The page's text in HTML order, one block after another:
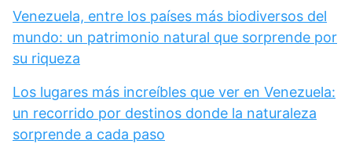
Venezuela, entre los países más biodiversos del
mundo: un patrimonio natural que sorprende por
su riqueza
Los lugares más increíbles que ver en Venezuela:
un recorrido por destinos donde la naturaleza
sorprende a cada paso